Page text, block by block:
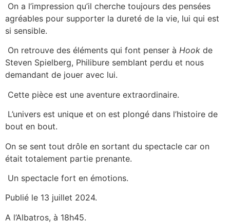
On a l’impression qu’il cherche toujours des pensées
agréables pour supporter la dureté de la vie, lui qui est
si sensible.
On retrouve des éléments qui font penser à Hook de
Steven Spielberg, Philibure semblant perdu et nous
demandant de jouer avec lui.
Cette pièce est une aventure extraordinaire.
L’univers est unique et on est plongé dans l’histoire de
bout en bout.
On se sent tout drôle en sortant du spectacle car on
était totalement partie prenante.
Un spectacle fort en émotions.
Publié le 13 juillet 2024.
A l’Albatros, à 18h45.